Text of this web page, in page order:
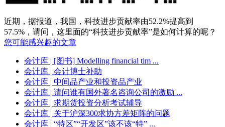
近期，据报道，我国，科技进步贡献率由52.2%提高到
57.5%，请问，这里面的“科技进步贡献率”是如何计算的呢？
您可能感兴趣的文章
会计库 | [图书] Modelling financial tim ...
会计库 | 会计博士补助
会计库 | 中间品产业和投资品产业
会计库 | 请问谁有国外著名咨询公司的激励 ...
会计库 | 求期货投资分析考试辅导
会计库 | 关于沪深300求协方差矩阵的问题
会计库 | “特区”“开发区”该不该“特” ...